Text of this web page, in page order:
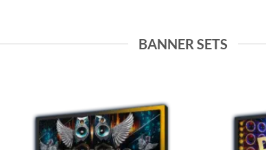
BANNER SETS
Auf die
Wunschliste
setzen